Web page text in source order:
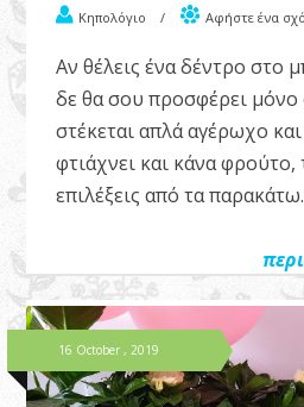
Κηπολόγιο / Αφήστε ένα
Αν θέλεις ένα δέντρο στο
δε θα σου προσφέρει μόνο
στέκεται απλά αγέρωχο
φτιάχνει και κάνα
επιλέξεις από τα παρακάτω.
16 October , 2019